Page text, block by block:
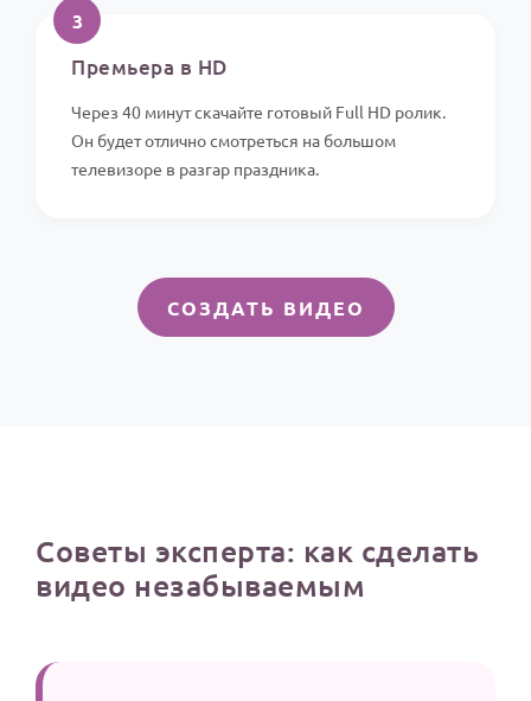
3
Премьера в HD
Через 40 минут скачайте готовый Full HD ролик.
Он будет отлично смотреться на большом
телевизоре в разгар праздника.
СОЗДАТЬ ВИДЕО
Советы эксперта: как сделать
видео незабываемым